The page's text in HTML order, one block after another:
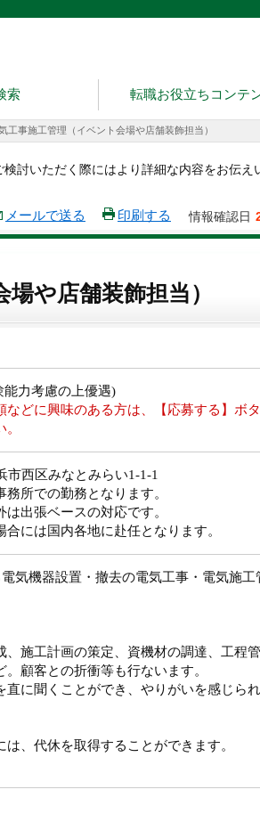
索 転職お役立ちコンテ
工事施工管理（イベント会場や店舗装飾担当）
討いただく際にはより詳細な内容をお伝え
情報確認日
メールで送る 印刷する
や店舗装飾担当）
能力考慮の上優遇)
どに興味のある方は、【応募する】ボ
市西区みなとみらい1-1-1
所での勤務となります。
出張ベースの対応です。
には国内各地に赴任となります。
気機器設置・撤去の電気工事・電気施工
施工計画の策定、資機材の調達、工程管
顧客との折衝等も行ないます。
直に聞くことができ、やりがいを感じら
、代休を取得することができます。